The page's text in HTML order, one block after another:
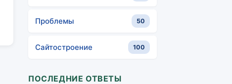
Проблемы 50
Сайтостроение 100
ПОСЛЕДНИЕ ОТВЕТЫ